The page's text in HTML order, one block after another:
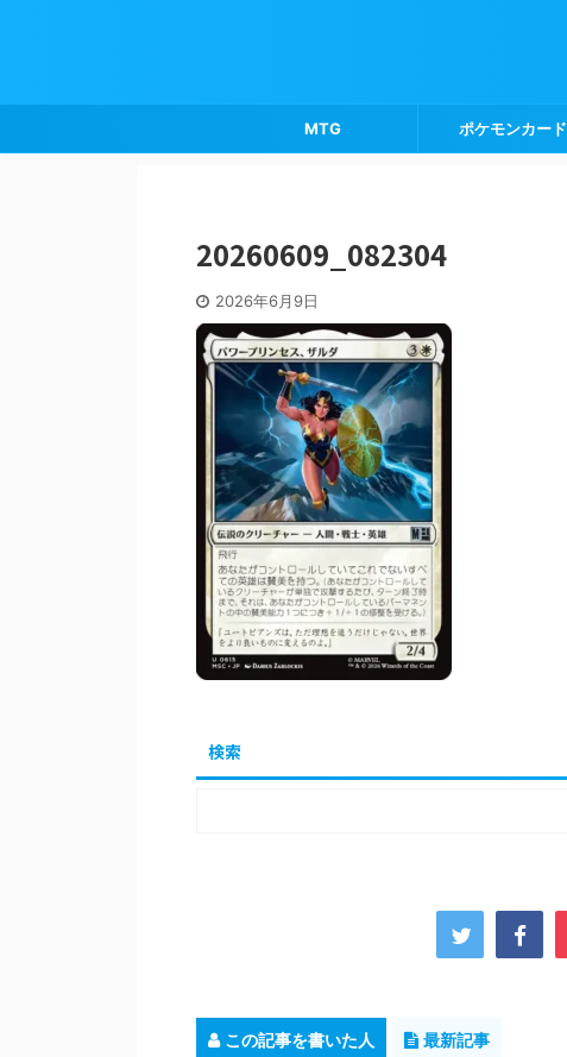
MTG ポケモンカード
20260609_082304
2026年6月9日
検索
この記事を書いた人 最新記事